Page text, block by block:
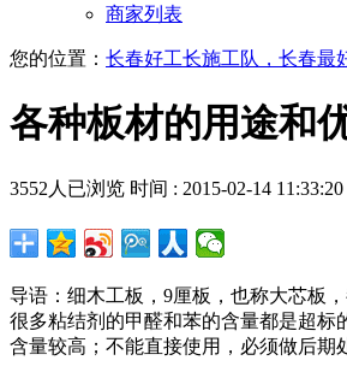
商家列表
您的位置： 长春好工长施工队，长春最
各种板材的用途和
3552 人已浏览 时间 : 2015-02-14 11:33:20
导语：细木工板，9厘板，也称大芯板
很多粘结剂的甲醛和苯的含量都是超
含量较高；不能直接使用，必须做